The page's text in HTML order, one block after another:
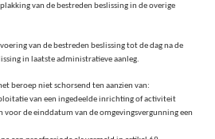
van de bestreden beslissing in de overige
van de bestreden beslissing tot de dag na de
in laatste administratieve aanleg.
beroep niet schorsend ten aanzien van:
van een ingedeelde inrichting of activiteit
de einddatum van de omgevingsvergunning een